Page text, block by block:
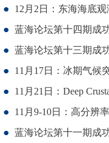
蓝海论坛第十四期成
蓝海论坛第十三期成
11月17日：冰期气候
蓝海论坛第十一期成